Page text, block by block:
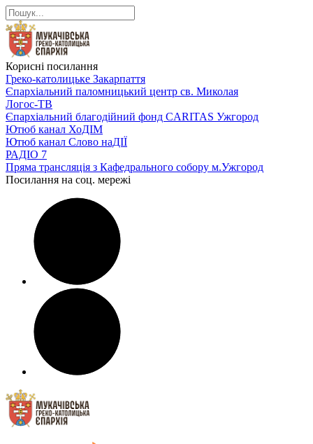
Корисні посилання
Греко-католицьке Закарпаття
Єпархіальний паломницький центр св. Миколая
Логос-ТВ
Єпархіальний благодійний фонд CARITAS Ужгород
Ютюб канал ХоДІМ
Ютюб канал Слово наДІЇ
РАДІО 7
Пряма трансляція з Кафедрального собору м.Ужгород
Посилання на соц. мережі